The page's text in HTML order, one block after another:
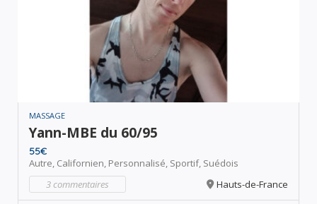
MASSAGE
Yann-MBE du 60/95
55€
Autre, Californien, Personnalisé, Sportif, Suédois
3 commentaires
Hauts-de-France